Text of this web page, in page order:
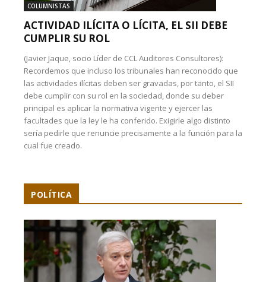
COLUMNISTAS
ACTIVIDAD ILÍCITA O LÍCITA, EL SII DEBE
CUMPLIR SU ROL
(Javier Jaque, socio Líder de CCL Auditores Consultores):
Recordemos que incluso los tribunales han reconocido que
las actividades ilícitas deben ser gravadas, por tanto, el SII
debe cumplir con su rol en la sociedad, donde su deber
principal es aplicar la normativa vigente y ejercer las
facultades que la ley le ha conferido. Exigirle algo distinto
sería pedirle que renuncie precisamente a la función para la
cual fue creado.
POLÍTICA